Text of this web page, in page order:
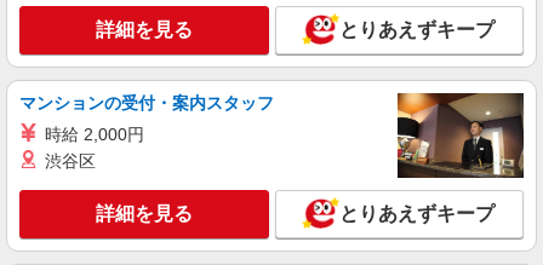
ヶ月 月給25万円以上 ※経験・能力による 【試用
期間】月給 250000 円 〜 350000 円
■ソフトバンクおのだサンパーク店 山口県 山
陽小野田市 中川6丁目 4‐1 おのだサンパーク本館
2F
キープ 詳細を見る
契約社員
ソフトバンク販売契約社員【山陽小野田市エリア】
家電量販店内の携帯販売スタッフ
月給 247,340円 〜 247,340円 試用期間なし ※
詳細を見る とりあえずキープ
マンションの受付・案内スタッフ
時給 2,000円
渋谷区
詳細を見る とりあえずキープ